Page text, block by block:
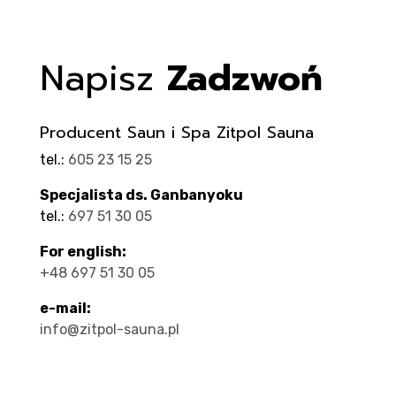
Napisz Zadzwoń
Producent Saun i Spa Zitpol Sauna
tel.: 605 23 15 25
Specjalista ds. Ganbanyoku
tel.: 697 51 30 05
For english:
+48 697 51 30 05
e-mail:
info@zitpol-sauna.pl